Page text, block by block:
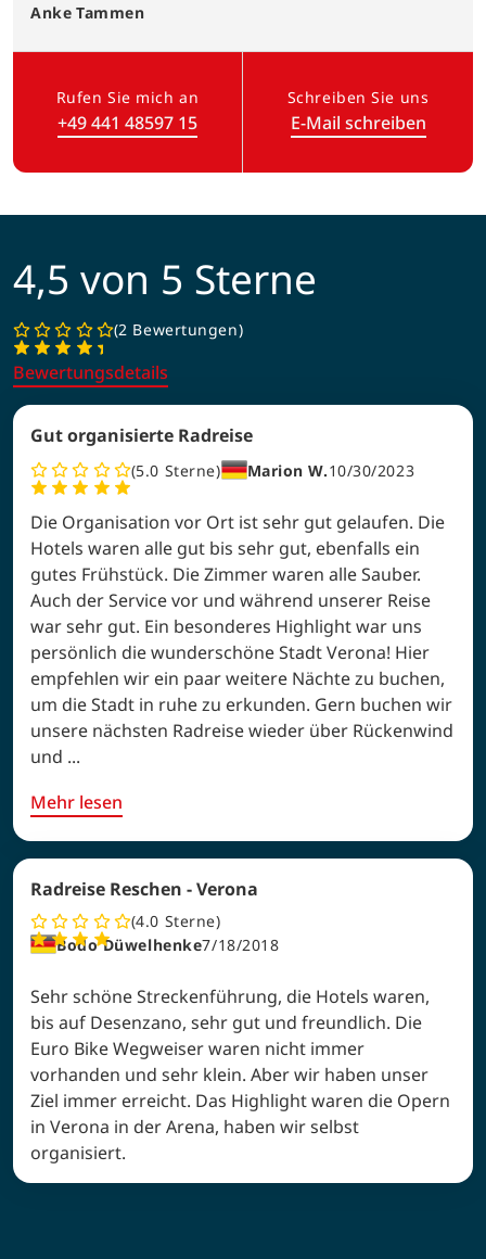
Anke Tammen
Rufen Sie mich an
+49 441 48597 15(Link öffnet in neuem Tab)
Schreiben Sie uns
E-Mail schreiben
4,5 von 5 Sterne
2 Bewertungen
Bewertungsdetails
Gut organisierte Radreise
5.0 Sterne Marion W.10/30/2023
Die Organisation vor Ort ist sehr gut gelaufen. Die
Hotels waren alle gut bis sehr gut, ebenfalls ein
gutes Frühstück. Die Zimmer waren alle Sauber.
Auch der Service vor und während unserer Reise
war sehr gut. Ein besonderes Highlight war uns
persönlich die wunderschöne Stadt Verona! Hier
empfehlen wir ein paar weitere Nächte zu buchen,
um die Stadt in ruhe zu erkunden. Gern buchen wir
unsere nächsten Radreise wieder über Rückenwind
und ...
Mehr lesen
Radreise Reschen - Verona
4.0 Sterne
Bodo Düwelhenke7/18/2018
Sehr schöne Streckenführung, die Hotels waren,
bis auf Desenzano, sehr gut und freundlich. Die
Euro Bike Wegweiser waren nicht immer
vorhanden und sehr klein. Aber wir haben unser
Ziel immer erreicht. Das Highlight waren die Opern
in Verona in der Arena, haben wir selbst
organisiert.